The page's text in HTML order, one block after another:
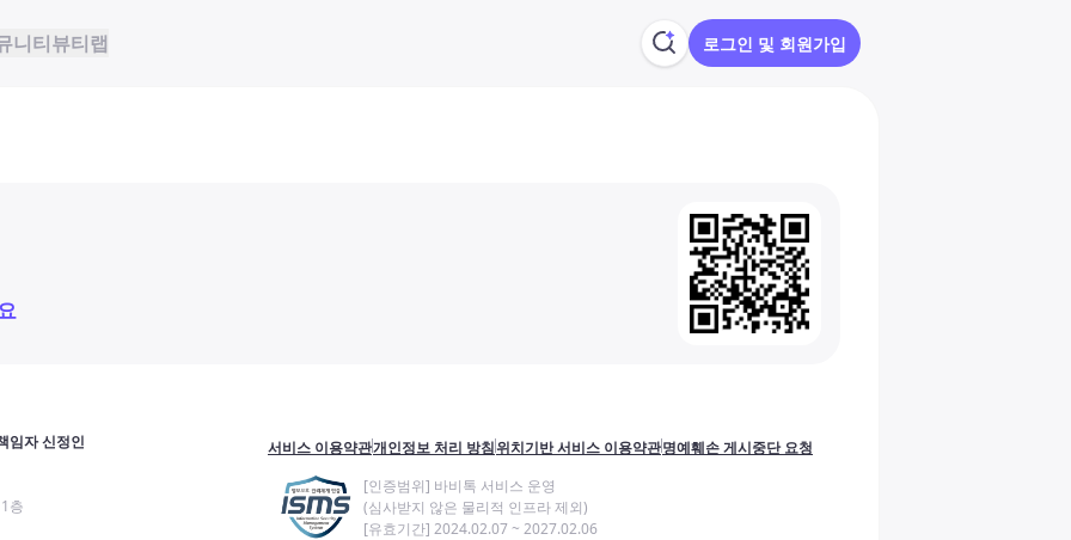
니티뷰티랩 로그인 및 회원가입
임자 신정인
층
서비스 이용약관개인정보 처리 방침위치기반 서비스 이용약관명예훼손 게시중단 요청
[인증범위] 바비톡 서비스 운영
(심사받지 않은 물리적 인프라 제외)
[유효기간] 2024.02.07 ~ 2027.02.06